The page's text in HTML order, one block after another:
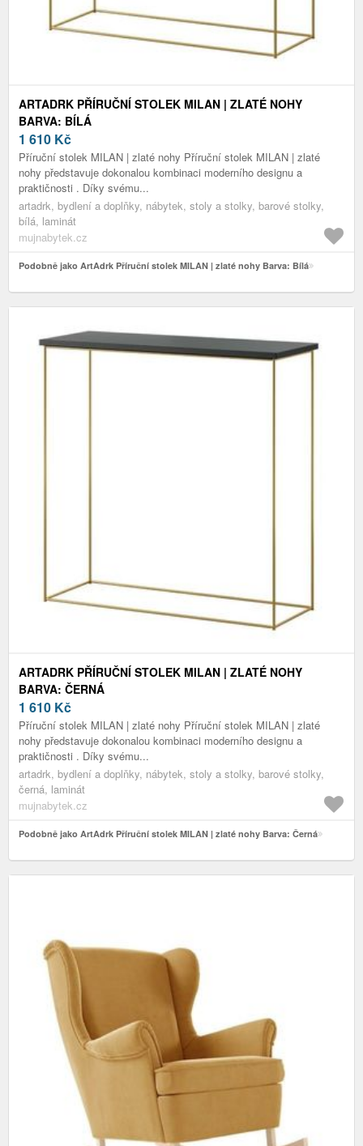
ARTADRK PŘÍRUČNÍ STOLEK MILAN | ZLATÉ NOHY
BARVA: BÍLÁ
1 610 Kč
Příruční stolek MILAN | zlaté nohy Příruční stolek MILAN | zlaté
nohy představuje dokonalou kombinaci moderního designu a
praktičnosti . Díky svému...
artadrk, bydlení a doplňky, nábytek, stoly a stolky, barové stolky,
bílá, laminát
mujnabytek.cz
Podobně jako ArtAdrk Příruční stolek MILAN | zlaté nohy Barva: Bílá
ARTADRK PŘÍRUČNÍ STOLEK MILAN | ZLATÉ NOHY
BARVA: ČERNÁ
1 610 Kč
Příruční stolek MILAN | zlaté nohy Příruční stolek MILAN | zlaté
nohy představuje dokonalou kombinaci moderního designu a
praktičnosti . Díky svému...
artadrk, bydlení a doplňky, nábytek, stoly a stolky, barové stolky,
černá, laminát
mujnabytek.cz
Podobně jako ArtAdrk Příruční stolek MILAN | zlaté nohy Barva: Černá